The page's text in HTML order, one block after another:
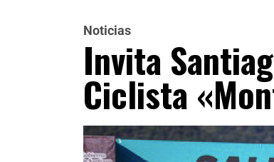
Noticias
Invita
Ciclista